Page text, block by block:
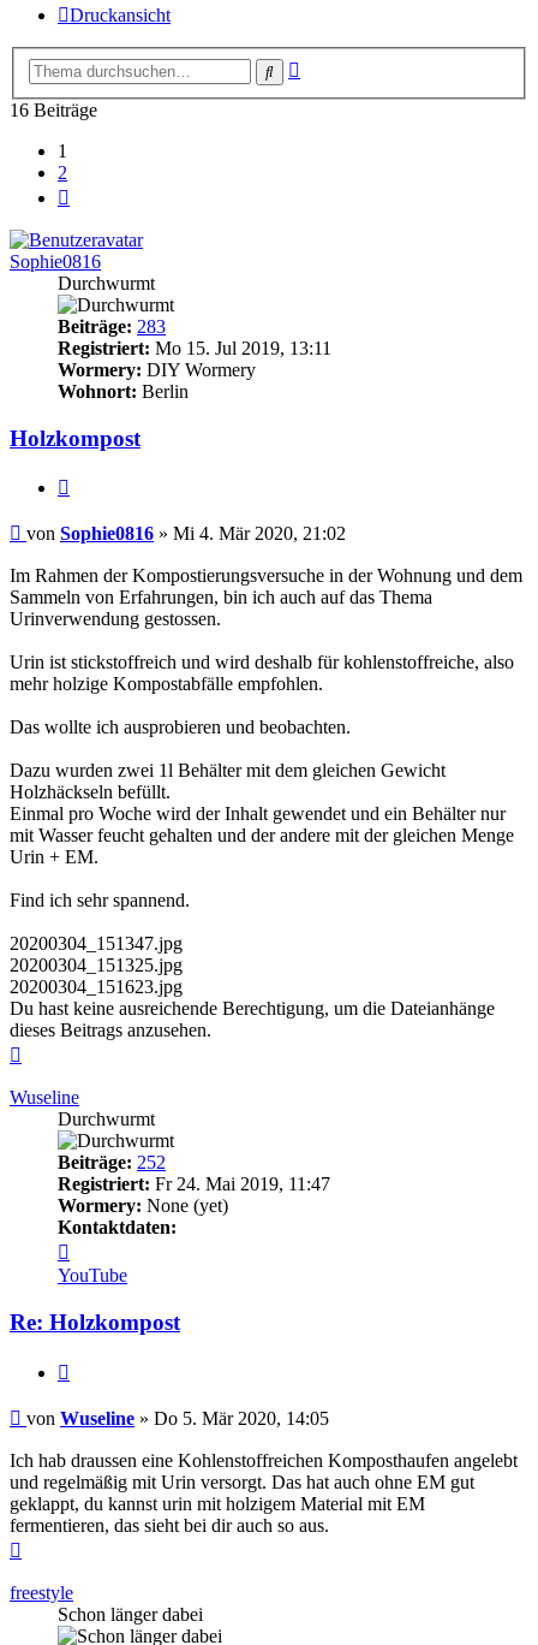
Druckansicht
Suche
16 Beiträge
1
2
Sophie0816
Durchwurmt
Beiträge: 283
Registriert: Mo 15. Jul 2019, 13:11
Wormery: DIY Wormery
Wohnort: Berlin
Holzkompost
Beitrag
von Sophie0816 » Mi 4. Mär 2020, 21:02
Im Rahmen der Kompostierungsversuche in der Wohnung und dem
Sammeln von Erfahrungen, bin ich auch auf das Thema
Urinverwendung gestossen.
Urin ist stickstoffreich und wird deshalb für kohlenstoffreiche, also
mehr holzige Kompostabfälle empfohlen.
Das wollte ich ausprobieren und beobachten.
Dazu wurden zwei 1l Behälter mit dem gleichen Gewicht
Holzhäckseln befüllt.
Einmal pro Woche wird der Inhalt gewendet und ein Behälter nur
mit Wasser feucht gehalten und der andere mit der gleichen Menge
Urin + EM.
Find ich sehr spannend.
20200304_151347.jpg
20200304_151325.jpg
20200304_151623.jpg
Du hast keine ausreichende Berechtigung, um die Dateianhänge
dieses Beitrags anzusehen.
Wuseline
Durchwurmt
Beiträge: 252
Registriert: Fr 24. Mai 2019, 11:47
Wormery: None (yet)
Kontaktdaten:
von
Wuseline
YouTube
Re: Holzkompost
Beitrag
von Wuseline » Do 5. Mär 2020, 14:05
Ich hab draussen eine Kohlenstoffreichen Komposthaufen angelebt
und regelmäßig mit Urin versorgt. Das hat auch ohne EM gut
geklappt, du kannst urin mit holzigem Material mit EM
fermentieren, das sieht bei dir auch so aus.
freestyle
Schon länger dabei